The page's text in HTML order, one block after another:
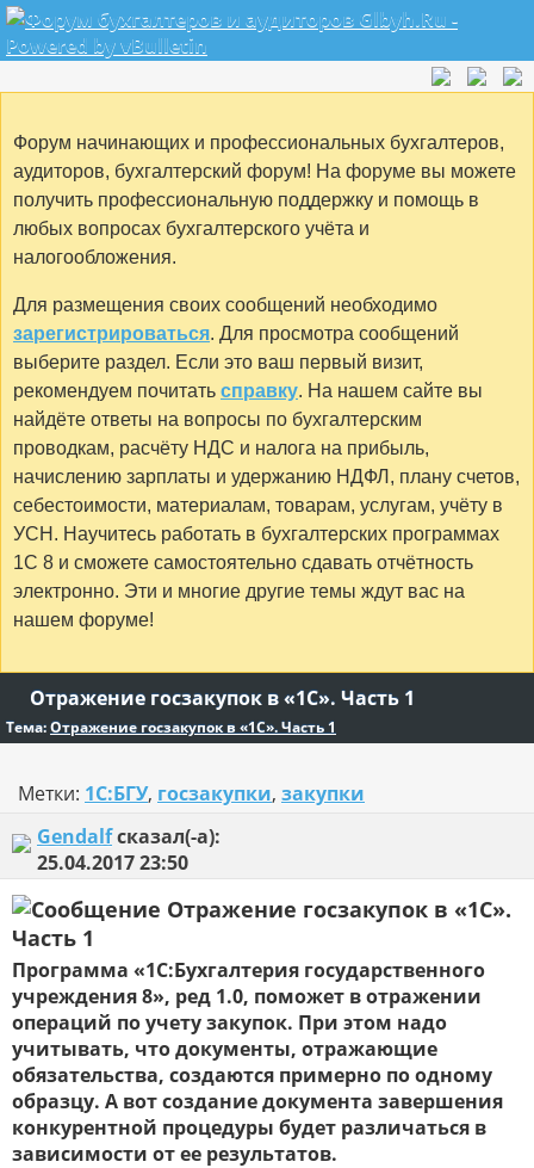
Форум начинающих и профессиональных бухгалтеров,
аудиторов, бухгалтерский форум! На форуме вы можете
получить профессиональную поддержку и помощь в
любых вопросах бухгалтерского учёта и
налогообложения.
Для размещения своих сообщений необходимо
зарегистрироваться. Для просмотра сообщений
выберите раздел. Если это ваш первый визит,
рекомендуем почитать справку. На нашем сайте вы
найдёте ответы на вопросы по бухгалтерским
проводкам, расчёту НДС и налога на прибыль,
начислению зарплаты и удержанию НДФЛ, плану счетов,
себестоимости, материалам, товарам, услугам, учёту в
УСН. Научитесь работать в бухгалтерских программах
1С 8 и сможете самостоятельно сдавать отчётность
электронно. Эти и многие другие темы ждут вас на
нашем форуме!
Отражение госзакупок в «1С». Часть 1
Тема:Отражение госзакупок в «1С». Часть 1
Метки: 1С:БГУ, госзакупки, закупки
Gendalfсказал(-а):
25.04.201723:50
Отражение госзакупок в «1С».
Часть 1
Программа «1С:Бухгалтерия государственного
учреждения 8», ред 1.0, поможет в отражении
операций по учету закупок. При этом надо
учитывать, что документы, отражающие
обязательства, создаются примерно по одному
образцу. А вот создание документа завершения
конкурентной процедуры будет различаться в
зависимости от ее результатов.